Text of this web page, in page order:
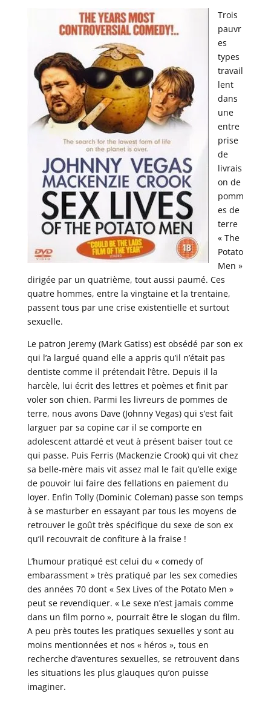
Trois
pauvr
es
types
travail
lent
dans
une
entre
prise
de
livrais
on de
pomm
es de
terre
« The
Potato
Men »
dirigée par un quatrième, tout aussi paumé. Ces
quatre hommes, entre la vingtaine et la trentaine,
passent tous par une crise existentielle et surtout
sexuelle.
Le patron Jeremy (Mark Gatiss) est obsédé par son ex
qui l’a largué quand elle a appris qu’il n’était pas
dentiste comme il prétendait l’être. Depuis il la
harcèle, lui écrit des lettres et poèmes et finit par
voler son chien. Parmi les livreurs de pommes de
terre, nous avons Dave (Johnny Vegas) qui s’est fait
larguer par sa copine car il se comporte en
adolescent attardé et veut à présent baiser tout ce
qui passe. Puis Ferris (Mackenzie Crook) qui vit chez
sa belle-mère mais vit assez mal le fait qu’elle exige
de pouvoir lui faire des fellations en paiement du
loyer. Enfin Tolly (Dominic Coleman) passe son temps
à se masturber en essayant par tous les moyens de
retrouver le goût très spécifique du sexe de son ex
qu’il recouvrait de confiture à la fraise !
L’humour pratiqué est celui du « comedy of
embarassment » très pratiqué par les sex comedies
des années 70 dont « Sex Lives of the Potato Men »
peut se revendiquer. « Le sexe n’est jamais comme
dans un film porno », pourrait être le slogan du film.
A peu près toutes les pratiques sexuelles y sont au
moins mentionnées et nos « héros », tous en
recherche d’aventures sexuelles, se retrouvent dans
les situations les plus glauques qu’on puisse
imaginer.